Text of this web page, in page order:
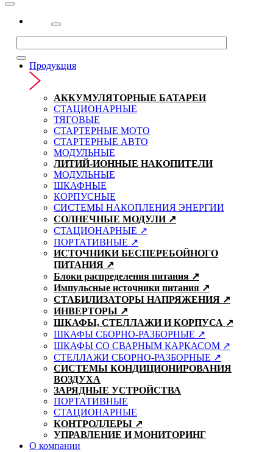
Продукция
АККУМУЛЯТОРНЫЕ БАТАРЕИ
СТАЦИОНАРНЫЕ
ТЯГОВЫЕ
СТАРТЕРНЫЕ МОТО
СТАРТЕРНЫЕ АВТО
МОДУЛЬНЫЕ
ЛИТИЙ-ИОННЫЕ НАКОПИТЕЛИ
МОДУЛЬНЫЕ
ШКАФНЫЕ
КОРПУСНЫЕ
СИСТЕМЫ НАКОПЛЕНИЯ ЭНЕРГИИ
СОЛНЕЧНЫЕ МОДУЛИ ↗
СТАЦИОНАРНЫЕ ↗
ПОРТАТИВНЫЕ ↗
ИСТОЧНИКИ БЕСПЕРЕБОЙНОГО
ПИТАНИЯ ↗
Блоки распределения питания ↗
Импульсные источники питания ↗
СТАБИЛИЗАТОРЫ НАПРЯЖЕНИЯ ↗
ИНВЕРТОРЫ ↗
ШКАФЫ, СТЕЛЛАЖИ И КОРПУСА ↗
ШКАФЫ СБОРНО-РАЗБОРНЫЕ ↗
ШКАФЫ СО СВАРНЫМ КАРКАСОМ ↗
СТЕЛЛАЖИ СБОРНО-РАЗБОРНЫЕ ↗
СИСТЕМЫ КОНДИЦИОНИРОВАНИЯ
ВОЗДУХА
ЗАРЯДНЫЕ УСТРОЙСТВА
ПОРТАТИВНЫЕ
СТАЦИОНАРНЫЕ
КОНТРОЛЛЕРЫ ↗
УПРАВЛЕНИЕ И МОНИТОРИНГ
О компании